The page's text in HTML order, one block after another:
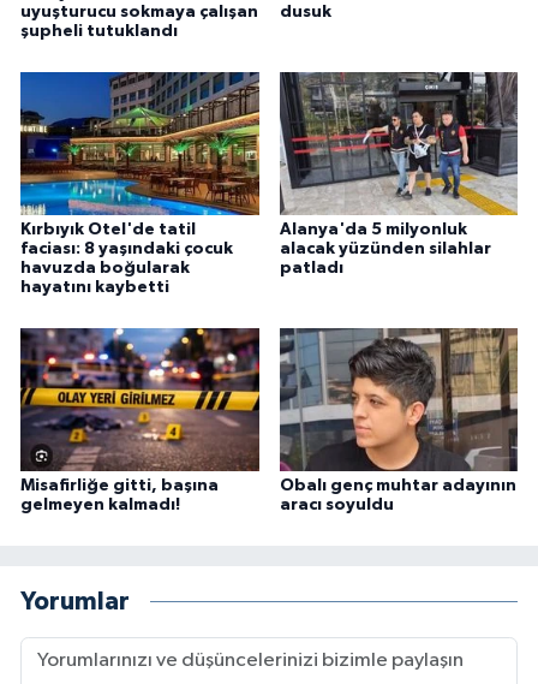
uyuşturucu sokmaya çalışan
şupheli tutuklandı
dusuk
Kırbıyık Otel'de tatil
faciası: 8 yaşındaki çocuk
havuzda boğularak
hayatını kaybetti
Alanya'da 5 milyonluk
alacak yüzünden silahlar
patladı
Misafirliğe gitti, başına
gelmeyen kalmadı!
Obalı genç muhtar adayının
aracı soyuldu
Yorumlar